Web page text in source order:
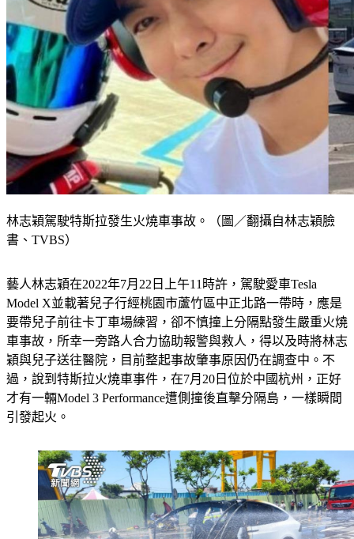
林志穎駕駛特斯拉發生火燒車事故。（圖／翻攝自林志穎臉
藝人林志穎在2022年7月22日上午11時許，駕駛愛車Tesla
Model X並載著兒子行經桃園市蘆竹區中正北路一帶時，應是
要帶兒子前往卡丁車場練習，卻不慎撞上分隔點發生嚴重火燒
車事故，所幸一旁路人合力協助報警與救人，得以及時將林志
穎與兒子送往醫院，目前整起事故肇事原因仍在調查中。不
過，說到特斯拉火燒車事件，在7月20日位於中國杭州，正好
才有一輛Model 3 Performance遭側撞後直擊分隔島，一樣瞬間